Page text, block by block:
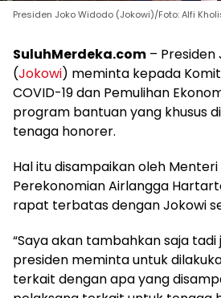
Presiden Joko Widodo (Jokowi)/Foto: Alfi
SuluhMerdeka.com – Presiden
(Jokowi) meminta kepada
COVID-19 dan Pemulihan
program bantuan yang khusus
tenaga honorer.
Hal itu disampaikan oleh
Perekonomian Airlangga
rapat terbatas dengan Jokowi
“Saya akan tambahkan saja
presiden meminta untuk
terkait dengan apa yang